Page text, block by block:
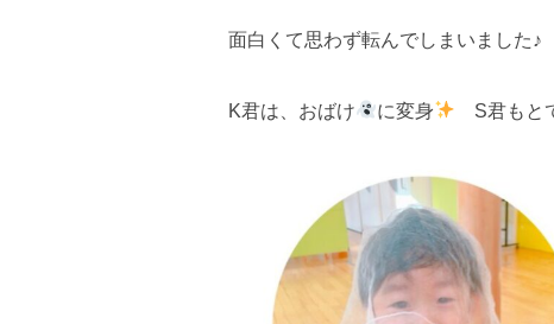
面白くて思わず転んでしまいました♪
K君は、おばけ に変身 S君もと